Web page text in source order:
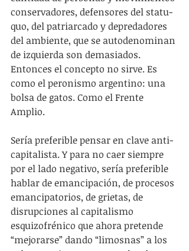
conservadores, defensores del statu-
quo, del patriarcado y depredadores
del ambiente, que se autodenominan
de izquierda son demasiados.
Entonces el concepto no sirve. Es
como el peronismo argentino: una
bolsa de gatos. Como el Frente
Amplio.
Sería preferible pensar en clave anti-
capitalista. Y para no caer siempre
por el lado negativo, sería preferible
hablar de emancipación, de procesos
emancipatorios, de grietas, de
disrupciones al capitalismo
esquizofrénico que ahora pretende
“mejorarse” dando “limosnas” a los